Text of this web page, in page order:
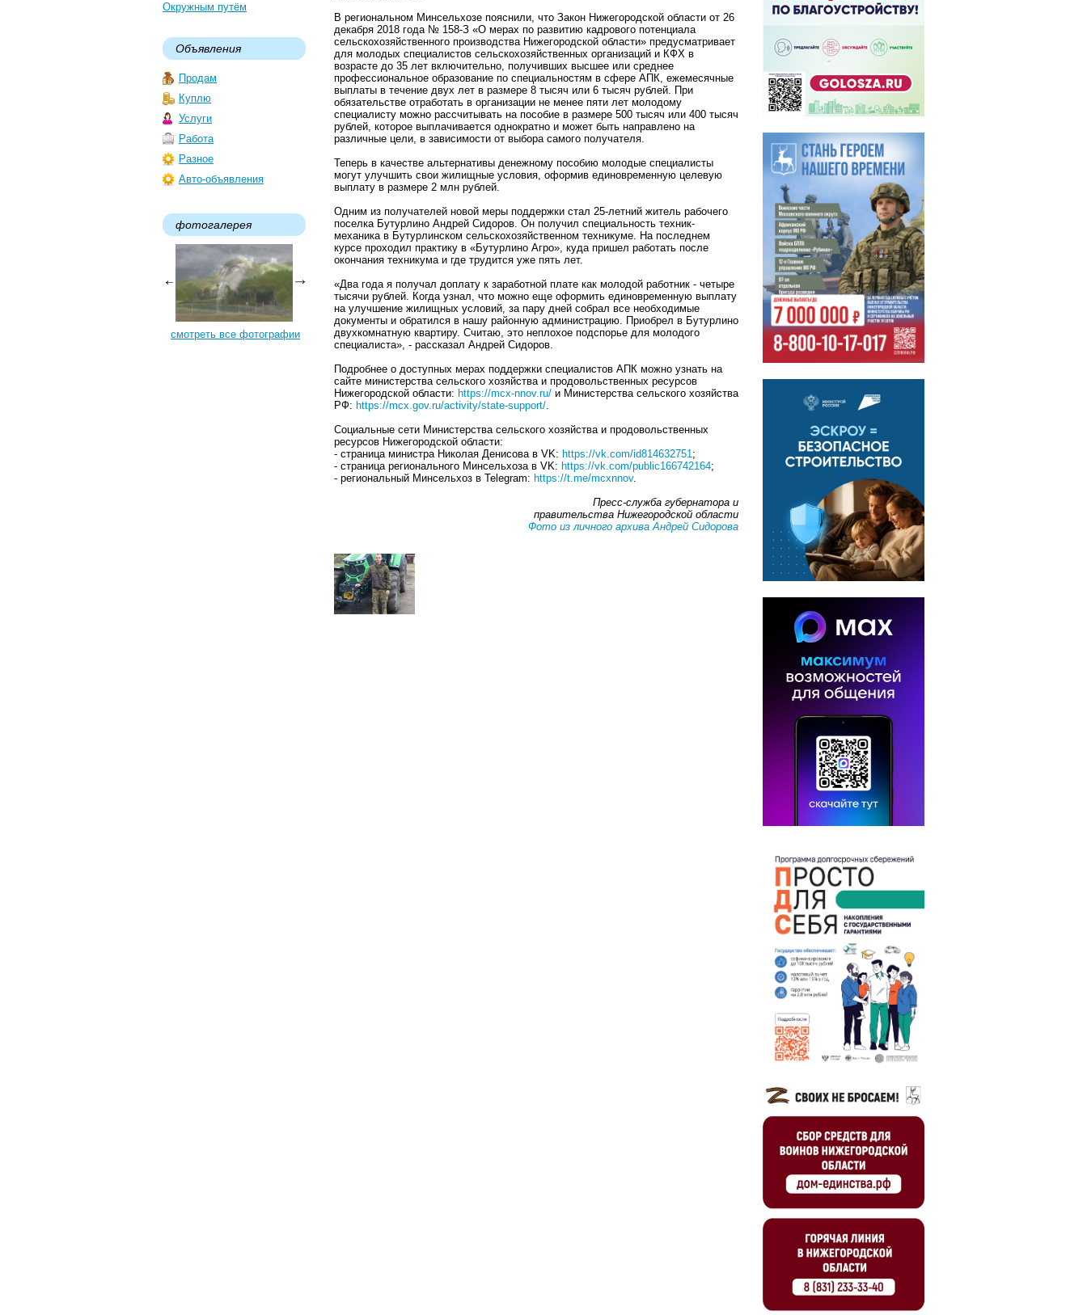
Окружным путём
Объявления
Продам
Куплю
Услуги
Работа
Разное
Авто-объявления
фотогалерея
смотреть все фотографии
В региональном Минсельхозе пояснили, что Закон Нижегородской области от 26
декабря 2018 года № 158-З «О мерах по развитию кадрового потенциала
сельскохозяйственного производства Нижегородской области» предусматривает
для молодых специалистов сельскохозяйственных организаций и КФХ в
возрасте до 35 лет включительно, получивших высшее или среднее
профессиональное образование по специальностям в сфере АПК, ежемесячные
выплаты в течение двух лет в размере 8 тысяч или 6 тысяч рублей. При
обязательстве отработать в организации не менее пяти лет молодому
специалисту можно рассчитывать на пособие в размере 500 тысяч или 400 тысяч
рублей, которое выплачивается однократно и может быть направлено на
различные цели, в зависимости от выбора самого получателя.
Теперь в качестве альтернативы денежному пособию молодые специалисты
могут улучшить свои жилищные условия, оформив единовременную целевую
выплату в размере 2 млн рублей.
Одним из получателей новой меры поддержки стал 25-летний житель рабочего
поселка Бутурлино Андрей Сидоров. Он получил специальность техник-
механика в Бутурлинском сельскохозяйственном техникуме. На последнем
курсе проходил практику в «Бутурлино Агро», куда пришел работать после
окончания техникума и где трудится уже пять лет.
«Два года я получал доплату к заработной плате как молодой работник - четыре
тысячи рублей. Когда узнал, что можно еще оформить единовременную выплату
на улучшение жилищных условий, за пару дней собрал все необходимые
документы и обратился в нашу районную администрацию. Приобрел в Бутурлино
двухкомнатную квартиру. Считаю, это неплохое подспорье для молодого
специалиста», - рассказал Андрей Сидоров.
Подробнее о доступных мерах поддержки специалистов АПК можно узнать на
сайте министерства сельского хозяйства и продовольственных ресурсов
Нижегородской области: https://mcx-nnov.ru/ и Министерства сельского хозяйства
РФ: https://mcx.gov.ru/activity/state-support/.
Социальные сети Министерства сельского хозяйства и продовольственных
ресурсов Нижегородской области:
- страница министра Николая Денисова в VK: https://vk.com/id814632751;
- страница регионального Минсельхоза в VK: https://vk.com/public166742164;
- региональный Минсельхоз в Telegram: https://t.me/mcxnnov.
Пресс-служба губернатора и
правительства Нижегородской области
Фото из личного архива Андрей Сидорова